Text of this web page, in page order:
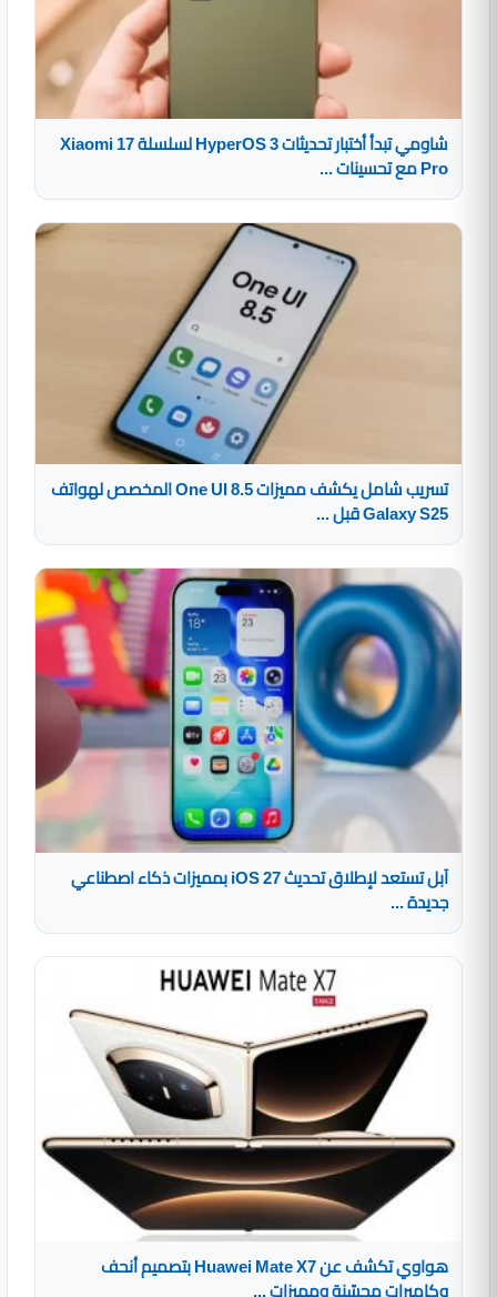
شاومي تبدأ أختبار تحديثات HyperOS 3 لسلسلة Xiaomi 17
Pro مع تحسينات ...
تسريب شامل يكشف مميزات One UI 8.5 المخصص لهواتف
Galaxy S25 قبل ...
آبل تستعد لإطلاق تحديث iOS 27 بمميزات ذكاء اصطناعي
جديدة ...
هواوي تكشف عن Huawei Mate X7 بتصميم أنحف